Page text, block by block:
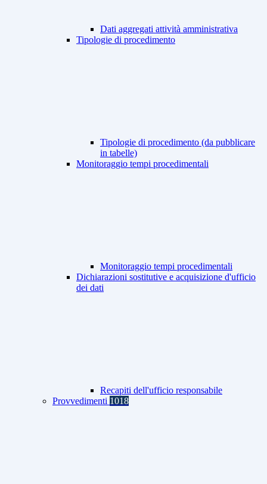
Dati aggregati attività amministrativa
Tipologie di procedimento
Tipologie di procedimento (da pubblicare
in tabelle)
Monitoraggio tempi procedimentali
Monitoraggio tempi procedimentali
Dichiarazioni sostitutive e acquisizione d'ufficio
dei dati
Recapiti dell'ufficio responsabile
Provvedimenti 1018